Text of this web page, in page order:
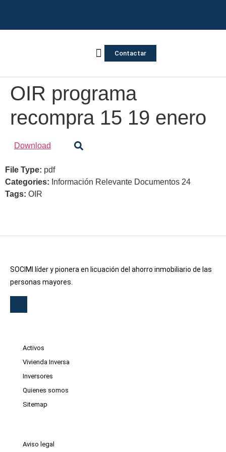
Contactar
OIR programa
recompra 15 19 enero
Download
File Type: pdf
Categories: Información Relevante Documentos 24
Tags: OIR
SOCIMI líder y pionera en licuación del ahorro inmobiliario de las
personas mayores.
Activos
Vivienda Inversa
Inversores
Quienes somos
Sitemap
Aviso legal